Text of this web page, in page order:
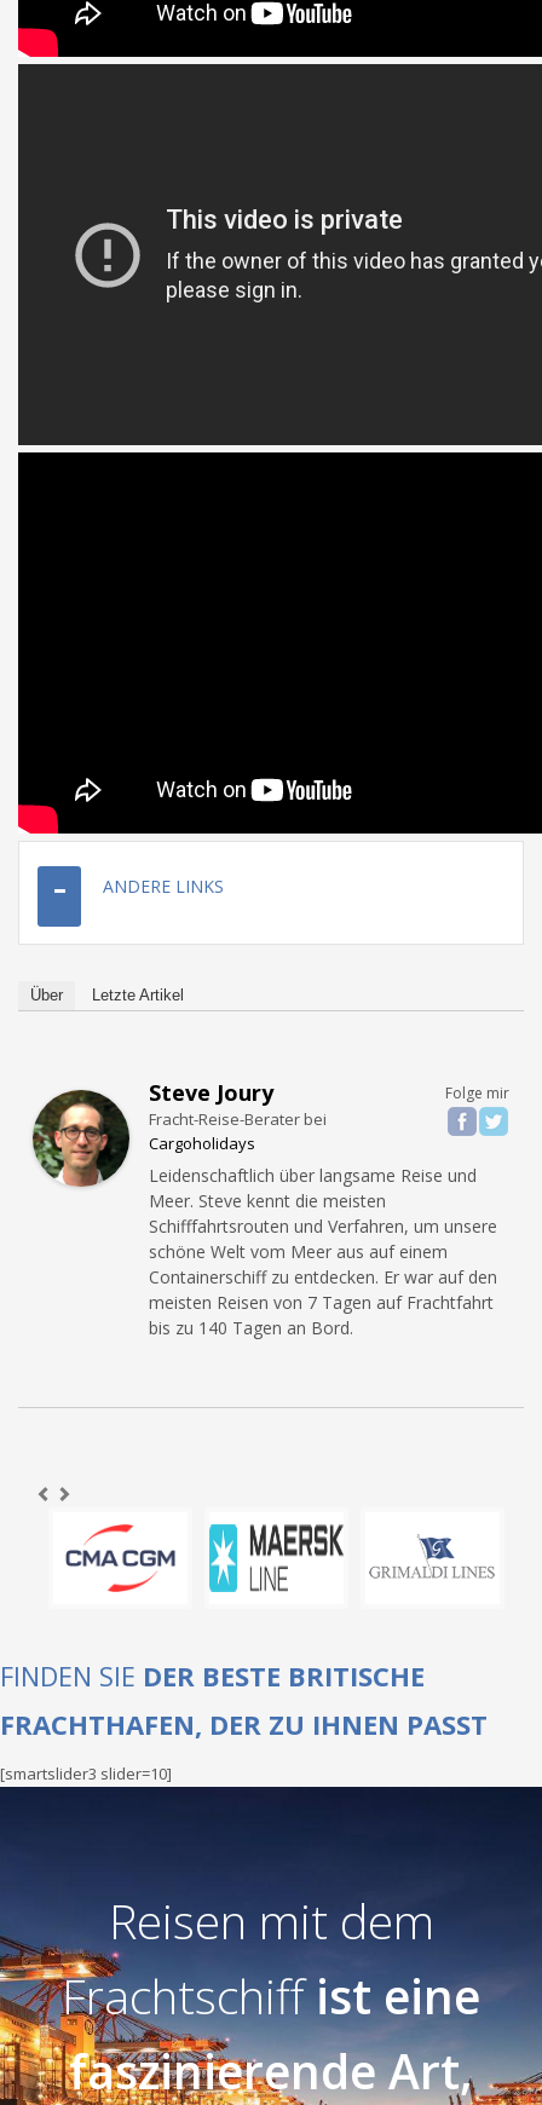
ANDERE LINKS
Über Letzte Artikel
Folge mir
Steve Joury
Fracht-Reise-Beraterbei
Cargoholidays
Leidenschaftlich über langsame Reise und
Meer. Steve kennt die meisten
Schifffahrtsrouten und Verfahren, um unsere
schöne Welt vom Meer aus auf einem
Containerschiff zu entdecken. Er war auf den
meisten Reisen von 7 Tagen auf Frachtfahrt
bis zu 140 Tagen an Bord.
FINDEN SIE DER BESTE BRITISCHE
FRACHTHAFEN, DER ZU IHNEN PASST
[smartslider3 slider=10]
Reisen mit dem
Frachtschiffist eine
faszinierende Art,